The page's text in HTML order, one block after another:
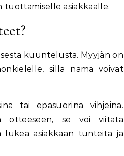
asiakkaalle.
kuuntelusta. Myyjän on
sillä nämä voivat
tai epäsuorina vihjeinä.
otteeseen, se voi viitata
lukea asiakkaan tunteita ja